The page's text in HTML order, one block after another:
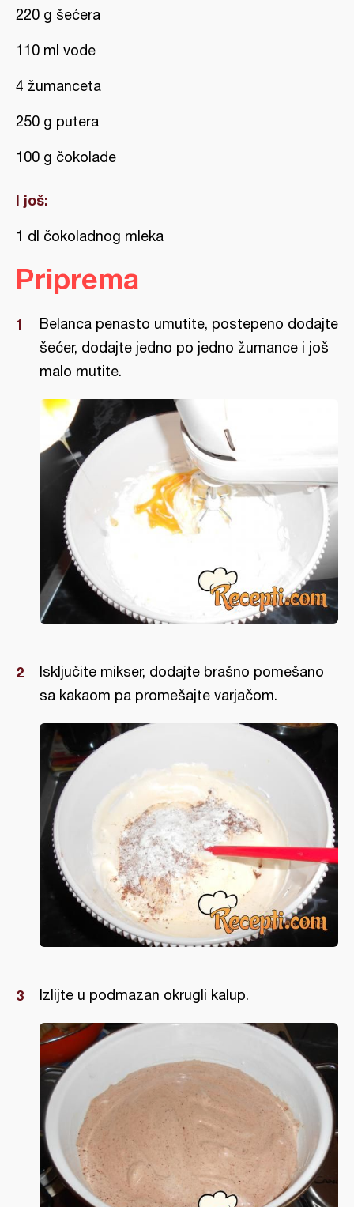
220 g šećera
110 ml vode
4 žumanceta
250 g putera
100 g čokolade
I još:
1 dl čokoladnog mleka
Priprema
Belanca penasto umutite, postepeno dodajte
šećer, dodajte jedno po jedno žumance i još
malo mutite.
Isključite mikser, dodajte brašno pomešano
sa kakaom pa promešajte varjačom.
Izlijte u podmazan okrugli kalup.